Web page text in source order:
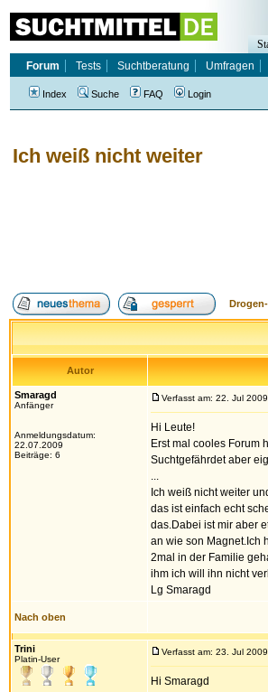
Ich weiß nicht weiter
Autor
Smaragd
Anfänger
Anmeldungsdatum:
22.07.2009
Beiträge: 6
Verfasst am: 22. Jul
Hi Leute!
Erst mal cooles Forum
Suchtgefährdet aber
...
Ich weiß nicht weiter
das ist einfach echt
das.Dabei ist mir aber
an wie son Magnet.Ich
2mal in der Familie
ihm ich will ihn nicht
Lg Smaragd
Nach oben
Trini
Platin-User
Verfasst am: 23. Jul
Hi Smaragd
Forum
Tests Suchtberatung Umfragen
Index Suche FAQ Login